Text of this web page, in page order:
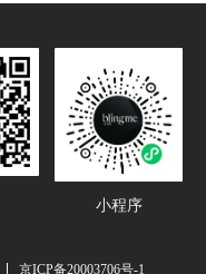
小程序
京ICP备20003706号-1